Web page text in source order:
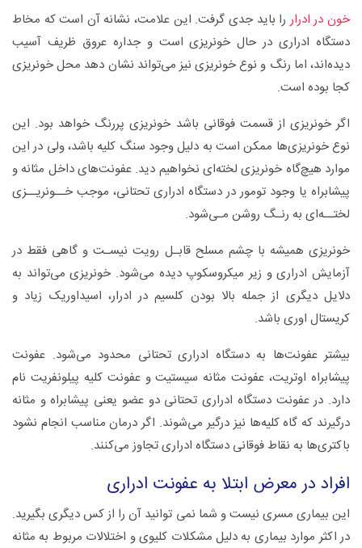
خون در ادرار را باید جدی گرفت. این علامت، نشانه آن است که مخاط
دستگاه ادراری در حال خونریزی است و جداره عروق ظریف آسیب
دیده‌اند، اما رنگ و نوع خونریزی نیز می‌تواند نشان دهد محل خونریزی
کجا بوده است.
اگر خونریزی از قسمت فوقانی باشد خونریزی پررنگ خواهد بود. این
نوع خونریزی‌ها ممکن است به دلیل وجود سنگ کلیه باشد، ولی در این
موارد هیچ‌گاه خونریزی لخته‌ای نخواهیم دید. عفونت‌های داخل مثانه و
پیشابراه یا وجود تومور در دستگاه ادراری تحتانی، موجب خــونریــزی
لختــه‌ای به رنـگ روشن مـی‌شود.
خونریزی همیشه با چشم مسلح قابـل رویت نیسـت و گاهی فقط در
آزمایش ادراری و زیر میکروسکوپ دیده می‌شود. خونریزی می‌تواند به
دلایل دیگری از جمله بالا بودن کلسیم در ادرار، اسیداوریک زیاد و
کریستال اوری باشد.
بیشتر عفونت‌ها به دستگاه ادراری تحتانی محدود می‌شود. عفونت
پیشابراه اوتریت، عفونت مثانه سیستیت و عفونت کلیه پیلونفریت نام
دارد. در عفونت دستگاه ادراری تحتانی دو عضو یعنی پیشابراه و مثانه
درگیرند که گاه کلیه‌ها نیز درگیر می‌شوند. اگر درمان مناسب انجام نشود
باکتری‌ها به نقاط فوقانی دستگاه ادراری تجاوز می‌کنند.
افراد در معرض ابتلا به عفونت ادراری
این بیماری مسری نیست و شما نمی توانید آن را از کس دیگری بگیرید.
در اکثر موارد بیماری به دلیل مشکلات کلیوی و اختلالات مربوط به مثانه